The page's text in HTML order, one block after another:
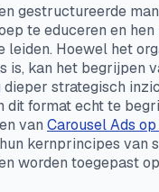
gestructureerde
te educeren en hen
leiden. Hoewel het
is, kan het begrijpen
strategisch
dit format echt te
van Carousel Ads
kernprincipes van
worden toegepast